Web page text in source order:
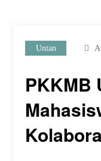
Untan
PKKMB